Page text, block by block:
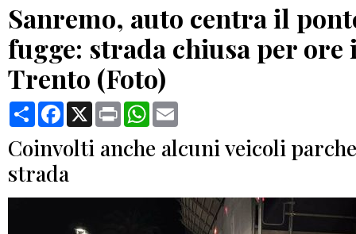
Sanremo, auto centra il
fugge: strada chiusa per ore
Trento (Foto)
CondividiFacebook
X Print WhatsApp
Coinvolti anche alcuni veicoli
strada